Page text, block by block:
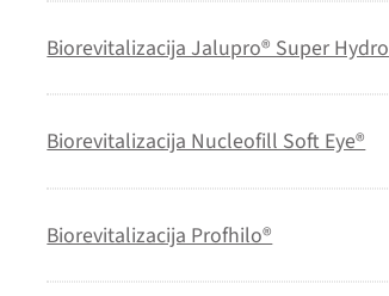
Biorevitalizacija Jalupro® Super Hydro
Biorevitalizacija Nucleofill Soft Eye®
Biorevitalizacija Profhilo®